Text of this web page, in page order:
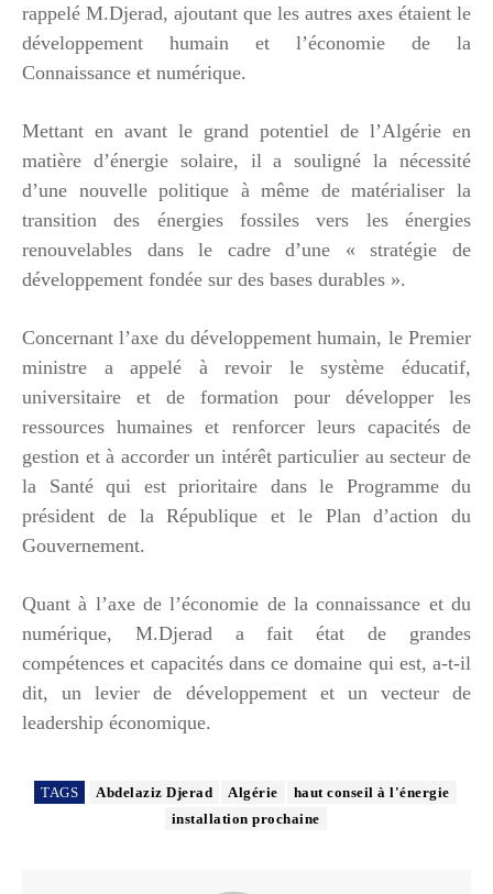
rappelé M.Djerad, ajoutant que les autres axes étaient le
développement humain et l’économie de la
Connaissance et numérique.
Mettant en avant le grand potentiel de l’Algérie en
matière d’énergie solaire, il a souligné la nécessité
d’une nouvelle politique à même de matérialiser la
transition des énergies fossiles vers les énergies
renouvelables dans le cadre d’une « stratégie de
développement fondée sur des bases durables ».
Concernant l’axe du développement humain, le Premier
ministre a appelé à revoir le système éducatif,
universitaire et de formation pour développer les
ressources humaines et renforcer leurs capacités de
gestion et à accorder un intérêt particulier au secteur de
la Santé qui est prioritaire dans le Programme du
président de la République et le Plan d’action du
Gouvernement.
Quant à l’axe de l’économie de la connaissance et du
numérique, M.Djerad a fait état de grandes
compétences et capacités dans ce domaine qui est, a-t-il
dit, un levier de développement et un vecteur de
leadership économique.
TAGS Abdelaziz Djerad Algérie
haut conseil à l'énergie
installation prochaine